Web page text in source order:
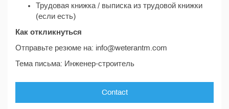
Трудовая книжка / выписка из трудовой книжки
(если есть)
Как откликнуться
Отправьте резюме на: info@weterantm.com
Тема письма: Инженер-строитель
Contact